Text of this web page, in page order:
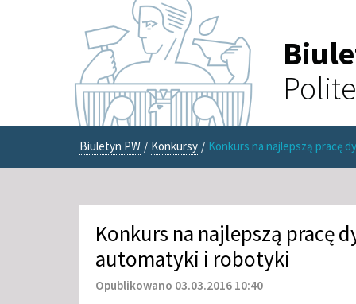
Biuletyn PW / Konkursy / Konkurs na najlepszą pracę
Konkurs na najlepszą pracę
automatyki i robotyki
Opublikowano 03.03.2016 10:40